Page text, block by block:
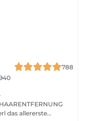
788
das allererste